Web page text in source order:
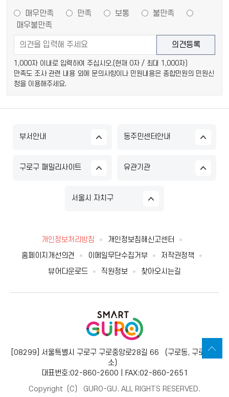
매우만족 만족 보통
불만족
매우불만족
1,000자 이내로 입력하여 주십시오.(현재 0자 / 최대 1,000자)
만족도 조사 관련 내용 외에 문의사항이나 민원내용은 종합민원의 민원신
청을 이용해주세요.
부서안내 동주민센터안내
구로구 패밀리사이트 유관기관
서울시 자치구
개인정보처리방침
개인정보침해신고센터
홈페이지개선의견
이메일무단수집거부
저작권정책
뷰어다운로드
직원정보 찾아오시는길
[08299] 서울특별시 구로구 구로중앙로28길 66 （구로동, 구로보건
소）
대표번호:02-860-2600 | FAX:02-860-2651
Copyright（C） GURO-GU. ALL RIGHTS RESERVED.